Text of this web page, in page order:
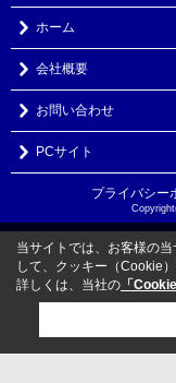
ホーム
会社概要
お問い合わせ
PCサイト
プライバシー
当サイトでは、お客様の
して、クッキー（Cookie
詳しくは、当社の 「